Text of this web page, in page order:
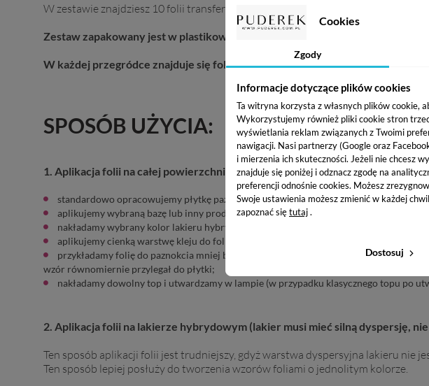
Cookies
Zgody
Informacje dotyczące plików cookies
Ta witryna korzysta z własnych plików cookie,
Wykorzystujemy również pliki cookie stron
wyświetlania reklam związanych z Twoimi
nawigacji. Nasi partnerzy (Google oraz
i mierzenia ich skuteczności. Jeżeli nie chcesz
znajduje się poniżej i odznacz zgodę na
preferencji odnośnie cookies. Możesz
Swoje ustawienia możesz zmienić w każdej
zapoznać siętutaj.
Dostosuj
W zestawie znajdziesz 10 folii transferowych o różnych wzorach.
Zestaw zapakowany jest w plastikowe pudełko z przegródkami.
W każdej przegródce znajduje się folia o wymiarach ok. 50 cm x 4 cm.
SPOSÓB UŻYCIA:
1. Aplikacja folii na całej powierzchni płytki paznokcia przy użyciu kleju do
standardowo opracowujemy płytkę paznokcia;
aplikujemy wybraną bazę lub inny produkt przeznaczony bezpośrednio na płytkę
nakładamy wybrany kolor lakieru hybrydowego lub kolorowego żelu i utwardzamy.
aplikujemy cienką warstwę kleju do folii transferowych i utwardzamy w lampie (
nie
przykładamy folię do paznokcia mniej błyszczącą stroną i odbijamy ją na warstwie
wzór równomiernie przylegał do płytki;
nakładamy dowolny top i utwardzamy w lampie (w przypadku klasycznego topu po
2. Aplikacja folii na lakierze hybrydowym (lakier musi mieć silną dyspersję,
Ten sposób aplikacji folii jest trudniejszy, gdyż warstwa dyspersyjna lakieru nie
Ten sposób lepiej posłuży do tworzenia wzorów foliami o jednolitym kolorze.